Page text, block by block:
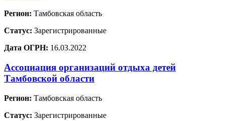
Регион: Тамбовская область
Статус: Зарегистрированные
Дата ОГРН: 16.03.2022
Ассоциация организаций отдыха детей
Тамбовской области
Регион: Тамбовская область
Статус: Зарегистрированные